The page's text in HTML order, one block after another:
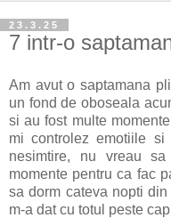
23.3.25
7 intr-o
Am avut o saptamana
un fond de oboseala
si au fost multe
mi controlez emotiile
nesimtire, nu vreau
momente pentru ca fac
sa dorm cateva nopti
m-a dat cu totul peste